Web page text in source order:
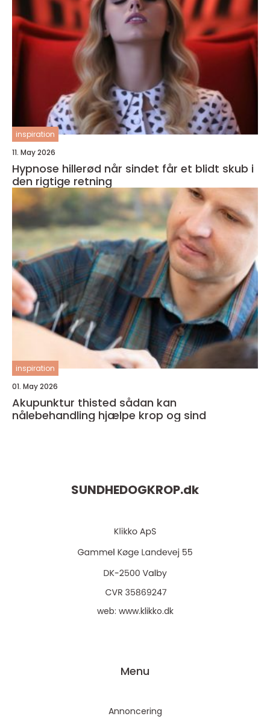
inspiration
11. May 2026
Hypnose hillerød når sindet får et blidt skub i
den rigtige retning
inspiration
01. May 2026
Akupunktur thisted sådan kan
nålebehandling hjælpe krop og sind
SUNDHEDOGKROP.dk
web: www.klikko.dk
Menu
Annoncering